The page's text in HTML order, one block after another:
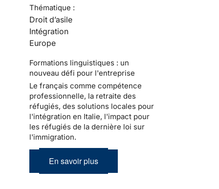
Thématique :
Droit d’asile
Intégration
Europe
Formations linguistiques : un
nouveau défi pour l'entreprise
Le français comme compétence
professionnelle, la retraite des
réfugiés, des solutions locales pour
l'intégration en Italie, l'impact pour
les réfugiés de la dernière loi sur
l'immigration.
En savoir plus